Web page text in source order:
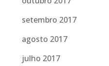
setembro 2017
agosto 2017
julho 2017